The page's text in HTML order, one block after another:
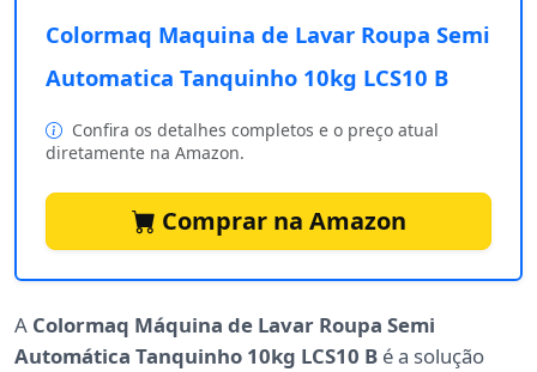
Colormaq Maquina de Lavar Roupa Semi
Automatica Tanquinho 10kg LCS10 B
Confira os detalhes completos e o preço atual
diretamente na Amazon.
Comprar na Amazon
A Colormaq Máquina de Lavar Roupa Semi
Automática Tanquinho 10kg LCS10 B é a solução